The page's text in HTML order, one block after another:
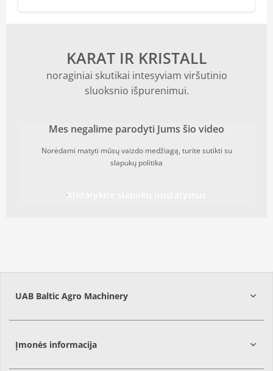
KARAT IR KRISTALL
noraginiai skutikai intesyviam viršutinio
sluoksnio išpurenimui.
Mes negalime parodyti Jums šio video
Norėdami matyti mūsų vaizdo medžiagą, turite sutikti su
slapukų politika
Atidarykite slapukų nustatymus
UAB Baltic Agro Machinery
Vilniaus r.
Įmonės informacija